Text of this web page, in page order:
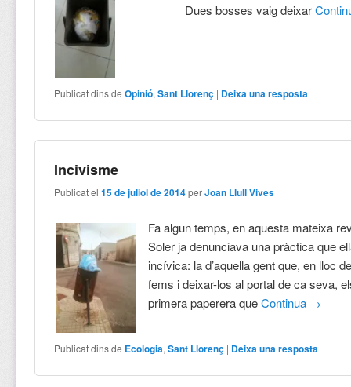
Dues bosses vaig deixar
Publicat dins de Opinió,Sant Llorenç | Deixa una resposta
Incivisme
Publicat el15 de juliol de 2014 perJoan Llull Vives
Fa algun temps, en aquesta mateixa
Soler ja denunciava una pràctica que
incívica: la d’aquella gent que, en lloc
fems i deixar-los al portal de ca seva,
primera paperera queContinua →
Publicat dins de Ecologia,Sant Llorenç | Deixa una resposta